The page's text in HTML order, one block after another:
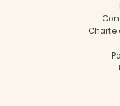
Charte